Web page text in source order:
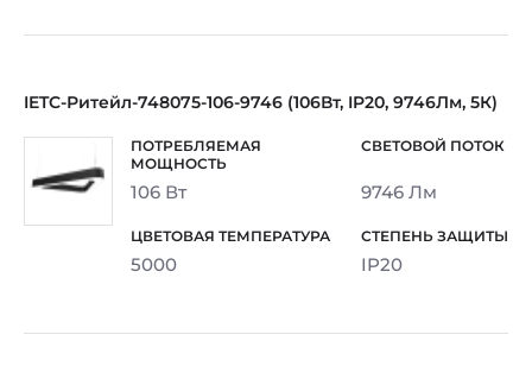
IETC-Ритейл-748075-106-9746 (106Вт, IP20, 9746Лм, 5К)
106 Вт 9746 Лм
5000 IP20